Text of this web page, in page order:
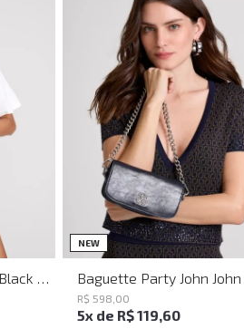
Shoulder Bag Heaven Black John John Feminina
NEW UN
R$ 598 00
5x de R$119,60